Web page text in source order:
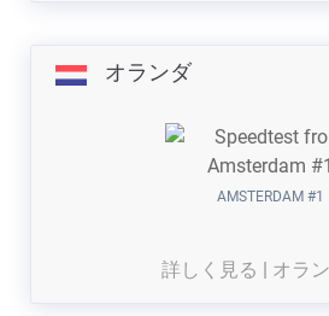
オランダ
AMSTERDAM #1
詳しく見る | オラ